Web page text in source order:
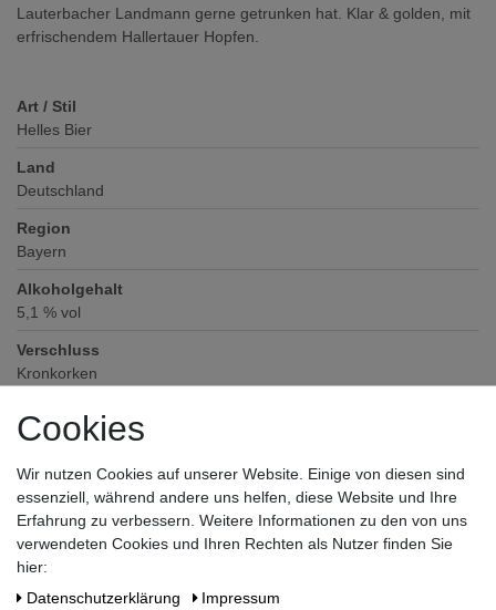
Lauterbacher Landmann gerne getrunken hat. Klar & golden, mit
erfrischendem Hallertauer Hopfen.
Art / Stil
Helles Bier
Land
Deutschland
Region
Bayern
Alkoholgehalt
5,1 % vol
Verschluss
Kronkorken
Wasser, Gerstenmalz*, Hopfen (*enthält glutenhaltiges Getreide)
Hersteller / Importeur
Brauerei S. Riegele Inh. Riegele KG, Frölichstraße 26, 86150
Augsburg
Cookies
Wir nutzen Cookies auf unserer Website. Einige von diesen sind
essenziell, während andere uns helfen, diese Website und Ihre
Erfahrung zu verbessern. Weitere Informationen zu den von uns
verwendeten Cookies und Ihren Rechten als Nutzer finden Sie
hier:
Daten­schutz­erklärung
Impressum